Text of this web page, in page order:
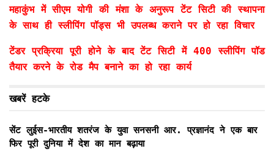
महाकुंभ में सीएम योगी की मंशा के अनुरूप टेंट सिटी की स्थापना
के साथ ही स्लीपिंग पॉड्स भी उपलब्ध कराने पर हो रहा विचार
टेंडर प्रक्रिया पूरी होने के बाद टेंट सिटी में 400 स्लीपिंग पॉड
तैयार करने के रोड मैप बनाने का हो रहा कार्य
खबरें हटके
सेंट लुईस-भारतीय शतरंज के युवा सनसनी आर. प्रज्ञानंद ने एक बार
फिर पूरी दुनिया में देश का मान बढ़ाया